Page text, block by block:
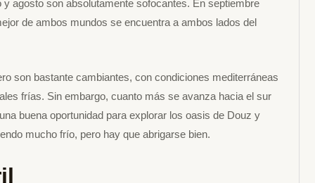
agosto son absolutamente sofocantes. En septiembre
de ambos mundos se encuentra a ambos lados del
son bastante cambiantes, con condiciones mediterráneas
frías. Sin embargo, cuanto más se avanza hacia el sur
buena oportunidad para explorar los oasis de Douz y
mucho frío, pero hay que abrigarse bien.